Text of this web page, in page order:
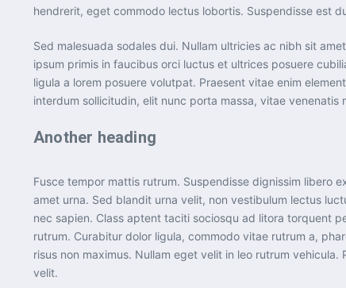
hendrerit, eget commodo lectus lobortis. Suspendisse est
Sed malesuada sodales dui. Nullam ultricies ac nibh sit
ipsum primis in faucibus orci luctus et ultrices posuere
ligula a lorem posuere volutpat. Praesent vitae enim
interdum sollicitudin, elit nunc porta massa, vitae
Another heading
Fusce tempor mattis rutrum. Suspendisse dignissim libero
amet urna. Sed blandit urna velit, non vestibulum lectus
nec sapien. Class aptent taciti sociosqu ad litora torquent
rutrum. Curabitur dolor ligula, commodo vitae rutrum a,
risus non maximus. Nullam eget velit in leo rutrum
velit.